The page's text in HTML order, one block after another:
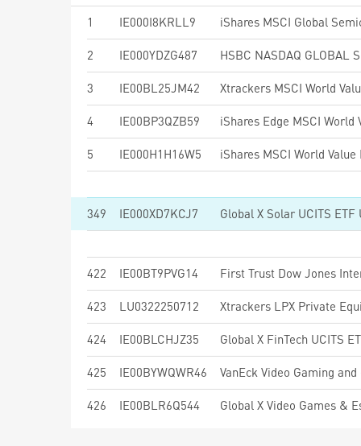
1
IE000I8KRLL9
2 IE000YDZG487
3 IE00BL25JM42 Xtrackers MSCI World
4 IE00BP3QZB59
5 IE000H1H16W5
349 IE000XD7KCJ7 Global X Solar UCITS ETF
422 IE00BT9PVG14
423 LU0322250712 Xtrackers LPX Private
424 IE00BLCHJZ35 Global X FinTech UCITS
425 IE00BYWQWR46 VanEck Video Gaming
426 IE00BLR6Q544 Global X Video Games &